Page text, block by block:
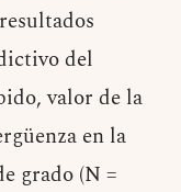
del
valor de la
en la
grado (N =